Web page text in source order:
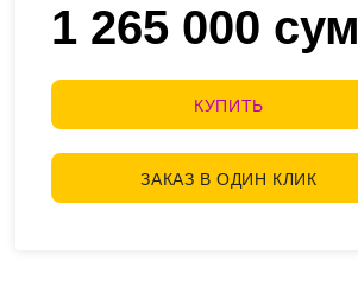
1 265 000 сум
КУПИТЬ
ЗАКАЗ В ОДИН КЛИК